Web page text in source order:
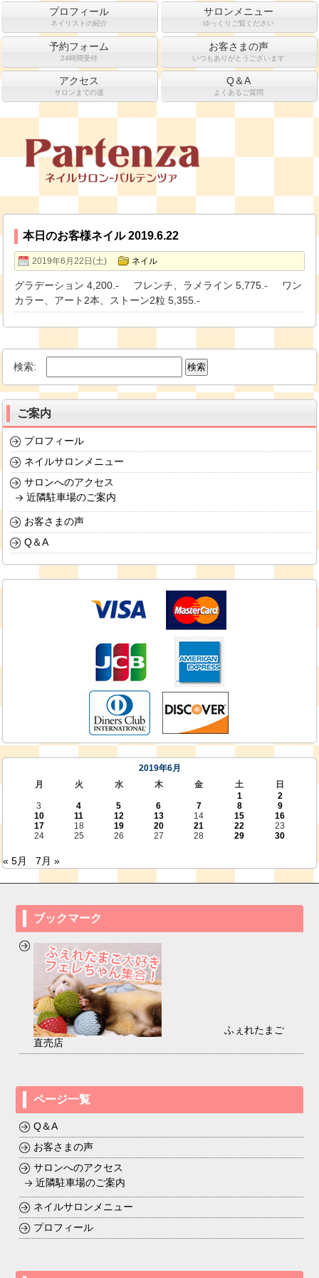
プロフィール
ネイリストの紹介
サロンメニュー
ゆっくりご覧ください
予約フォーム
24時間受付
お客さまの声
いつもありがとうございます
アクセス
サロンまでの道
Q＆A
よくあるご質問
本日のお客様ネイル 2019.6.22
2019年6月22日(土) ネイル
グラデーション 4,200.- フレンチ、ラメライン 5,775.- ワン
カラー、アート2本、ストーン2粒 5,355.-
検索:
ご案内
プロフィール
ネイルサロンメニュー
サロンへのアクセス
近隣駐車場のご案内
お客さまの声
Q＆A
2019年6月
月
火 水 木 金 土
日
1
2
3
4 5 6 7 8
9
10
11 12 13 14 15
16
17
18 19 20 21 22
23
24
25 26 27 28 29 30
« 5月 7月 »
ブックマーク
ふぇれたまご
直売店
ページ一覧
Q＆A
お客さまの声
サロンへのアクセス
近隣駐車場のご案内
ネイルサロンメニュー
プロフィール